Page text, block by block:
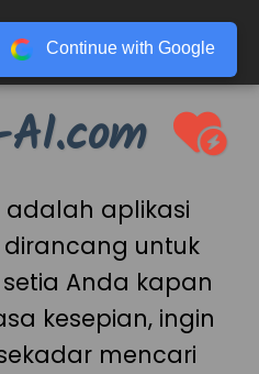
☰
adalah aplikasi
untuk
Anda kapan
kesepian, ingin
mencari
Continue with Google